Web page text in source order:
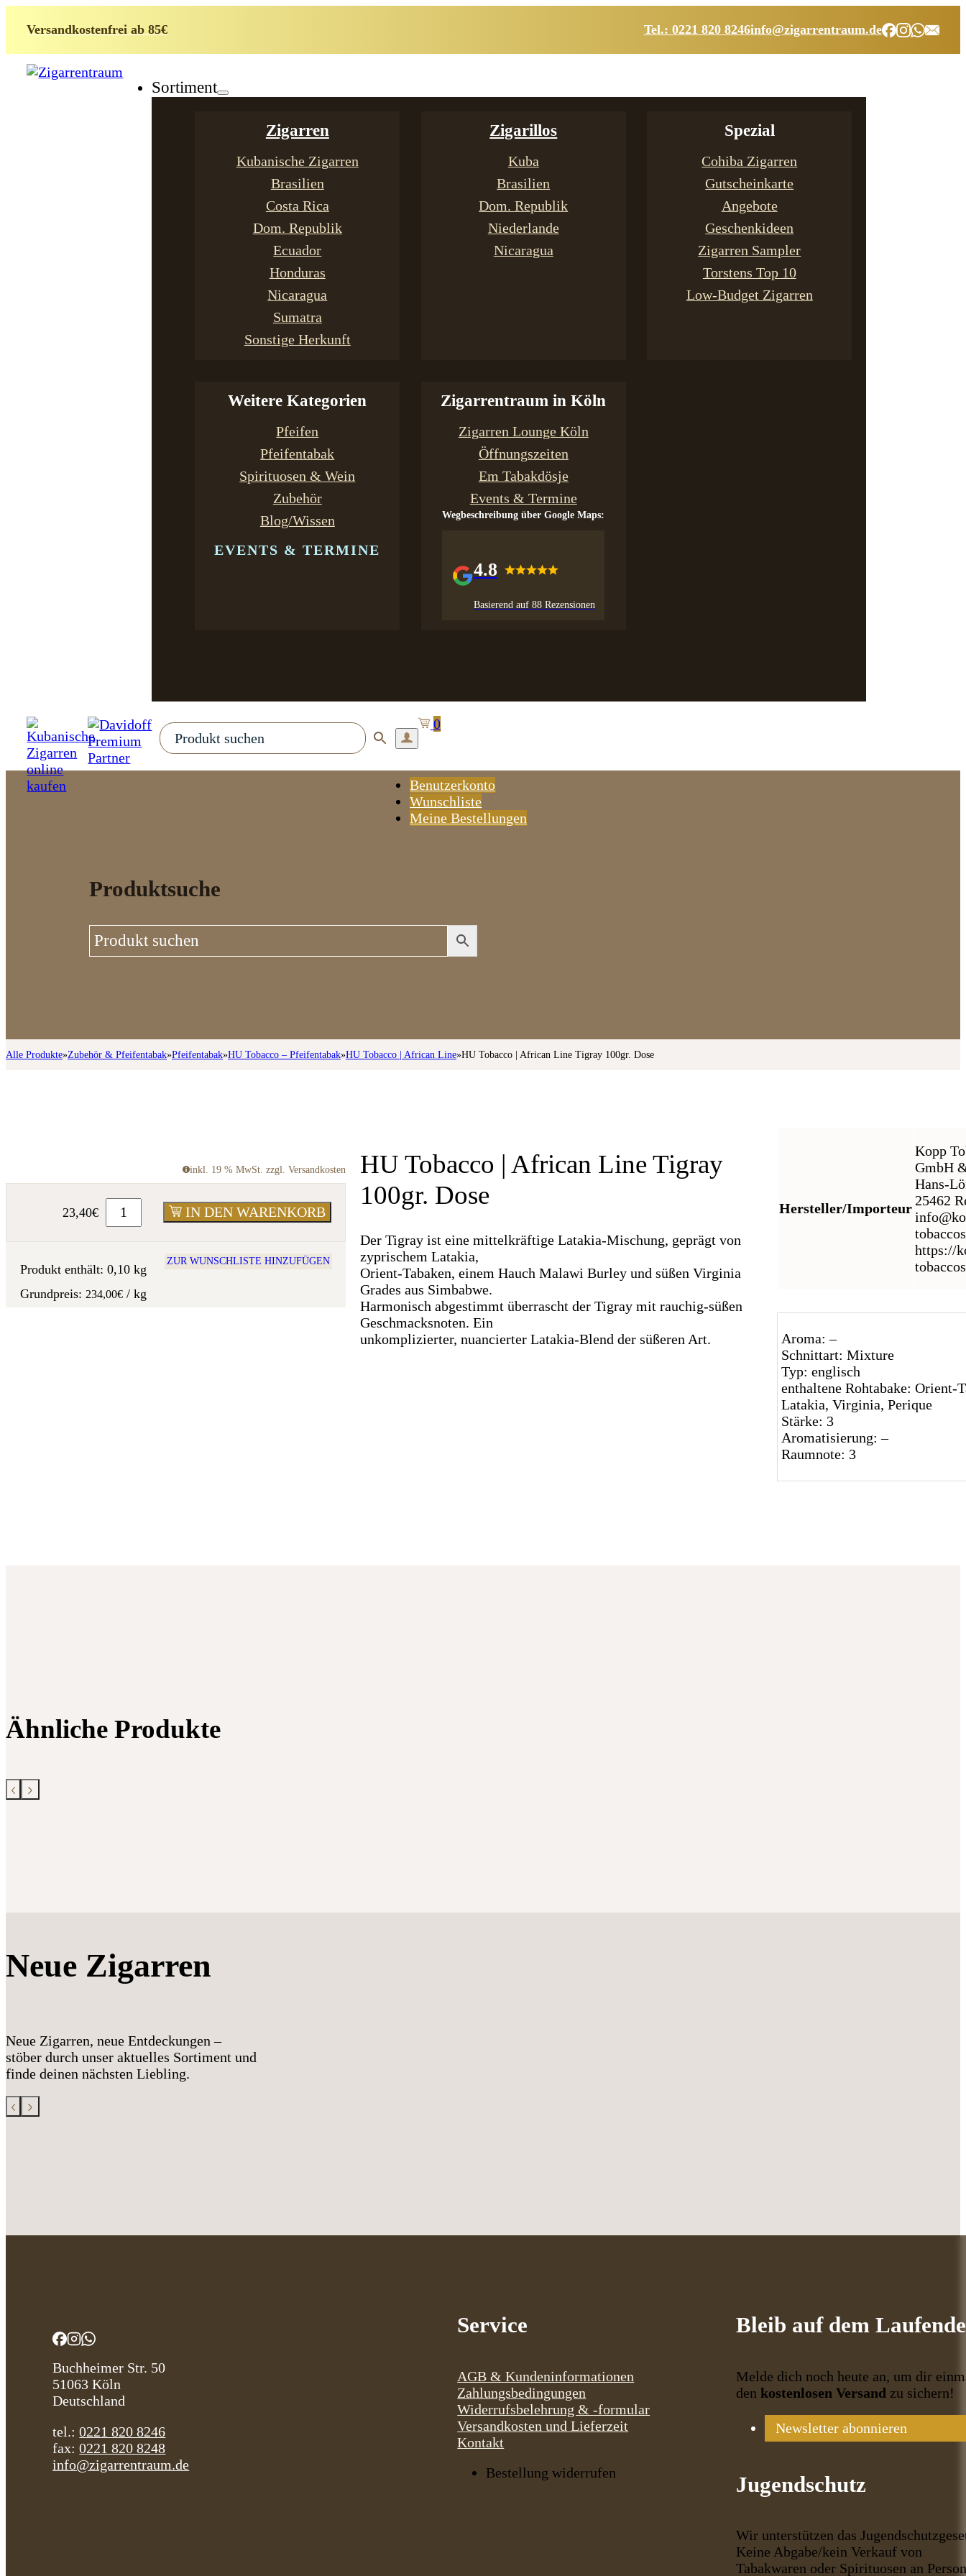
Versandkostenfrei ab 85€ Tel.: 0221 820 8246info@zigarrentraum.de
Sortiment
Zigarren
Kubanische Zigarren
Brasilien
Costa Rica
Dom. Republik
Ecuador
Honduras
Nicaragua
Sumatra
Sonstige Herkunft
Zigarillos
Kuba
Brasilien
Dom. Republik
Niederlande
Nicaragua
Spezial
Cohiba Zigarren
Gutscheinkarte
Angebote
Geschenkideen
Zigarren Sampler
Torstens Top 10
Low-Budget Zigarren
Weitere Kategorien
Pfeifen
Pfeifentabak
Spirituosen & Wein
Zubehör
Blog/Wissen
EVENTS & TERMINE
Zigarrentraum in Köln
Zigarren Lounge Köln
Öffnungszeiten
Em Tabakdösje
Events & Termine
Wegbeschreibung über Google Maps:
4.8
Basierend auf 88 Rezensionen
Benutzerkonto
Wunschliste
Meine Bestellungen
0
Produktsuche
Alle Produkte»Zubehör & Pfeifentabak»Pfeifentabak»HU Tobacco – Pfeifentabak»HU Tobacco | African Line»HU Tobacco | African Line Tigray 100gr. Dose
inkl. 19 % MwSt. zzgl. Versandkosten
23,40€ IN DEN WARENKORB
Produkt enthält: 0,10 kg
234,00€/ kg
ZUR WUNSCHLISTE HINZUFÜGEN
HU Tobacco | African Line Tigray
100gr. Dose
Der Tigray ist eine mittelkräftige Latakia-Mischung, geprägt von
zyprischem Latakia,
Orient-Tabaken, einem Hauch Malawi Burley und süßen Virginia
Grades aus Simbabwe.
Harmonisch abgestimmt überrascht der Tigray mit rauchig-süßen
Geschmacksnoten. Ein
unkomplizierter, nuancierter Latakia-Blend der süßeren Art.
Hersteller/Importeur
Kopp
GmbH
Hans-
25462
https://
Aroma: –
Schnittart: Mixture
Typ: englisch
enthaltene Rohtabake: Orient-
Latakia, Virginia, Perique
Stärke: 3
Aromatisierung: –
Raumnote: 3
Ähnliche Produkte
Neue Zigarren
Neue Zigarren, neue Entdeckungen –
stöber durch unser aktuelles Sortiment und
finde deinen nächsten Liebling.
Buchheimer Str. 50
51063 Köln
Deutschland
tel.:0221 820 8246
fax:0221 820 8248
info@zigarrentraum.de
Service
AGB & Kundeninformationen
Zahlungsbedingungen
Widerrufsbelehrung & -formular
Versandkosten und Lieferzeit
Kontakt
Bestellung widerrufen
Bleib auf dem
Melde dich noch heute an, um dir
denkostenlosen Versand zu sichern!
Newsletter abonnieren
Jugendschutz
Wir unterstützen das
Keine Abgabe/kein Verkauf von
Tabakwaren oder Spirituosen an